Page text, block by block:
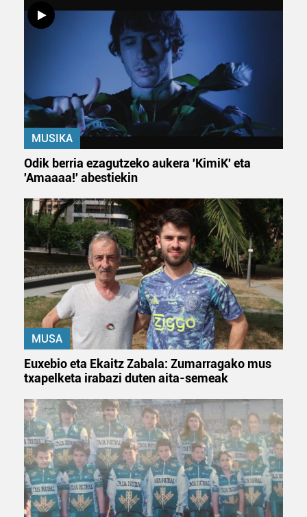
interes komertzial legitimoetan babesten dira. Ikusi gure
bazkideen zerrenda, beren ustez zein helburutarako
duten interes legitimoa eta horren aurka nola egin
Lortu zure datu pertsonalak prozesatzeko moduari
buruzko informazio gehiago eta ezarri zure lehentasunak
datuen atalean. Edozein unetan alda edo ken dezakezu
fitxategiak erabiltzen ditu. Zure esperientzia eta
zerbitzuak hobetzeko asmoz, cookie teknologiaz
baliatzen gara. Ohar hau onartuz gero, teknologia hori
erabiltzeko baimen esplizitua ematen diguzu.Gehiago
irakurri
MUSIKA
Odik berria ezagutzeko aukera 'KimiK' eta
'Amaaaa!' abestiekin
MUSA
Euxebio eta Ekaitz Zabala: Zumarragako mus
txapelketa irabazi duten aita-semeak